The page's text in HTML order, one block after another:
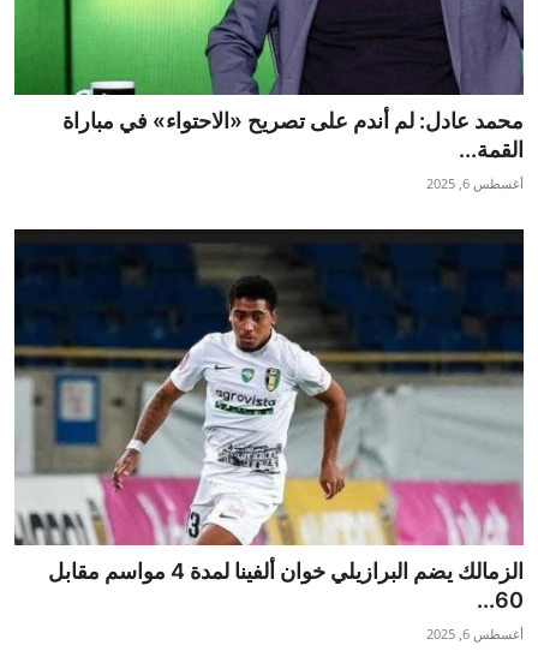
محمد عادل: لم أندم على تصريح «الاحتواء» في مباراة
القمة...
أغسطس 6, 2025
الزمالك يضم البرازيلي خوان ألفينا لمدة 4 مواسم مقابل
60...
أغسطس 6, 2025